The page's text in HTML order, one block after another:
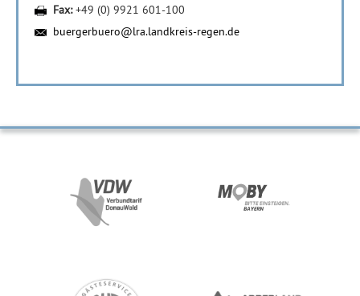
Fax:+49 (0) 9921 601-100
buergerbuero@lra.landkreis-regen.de